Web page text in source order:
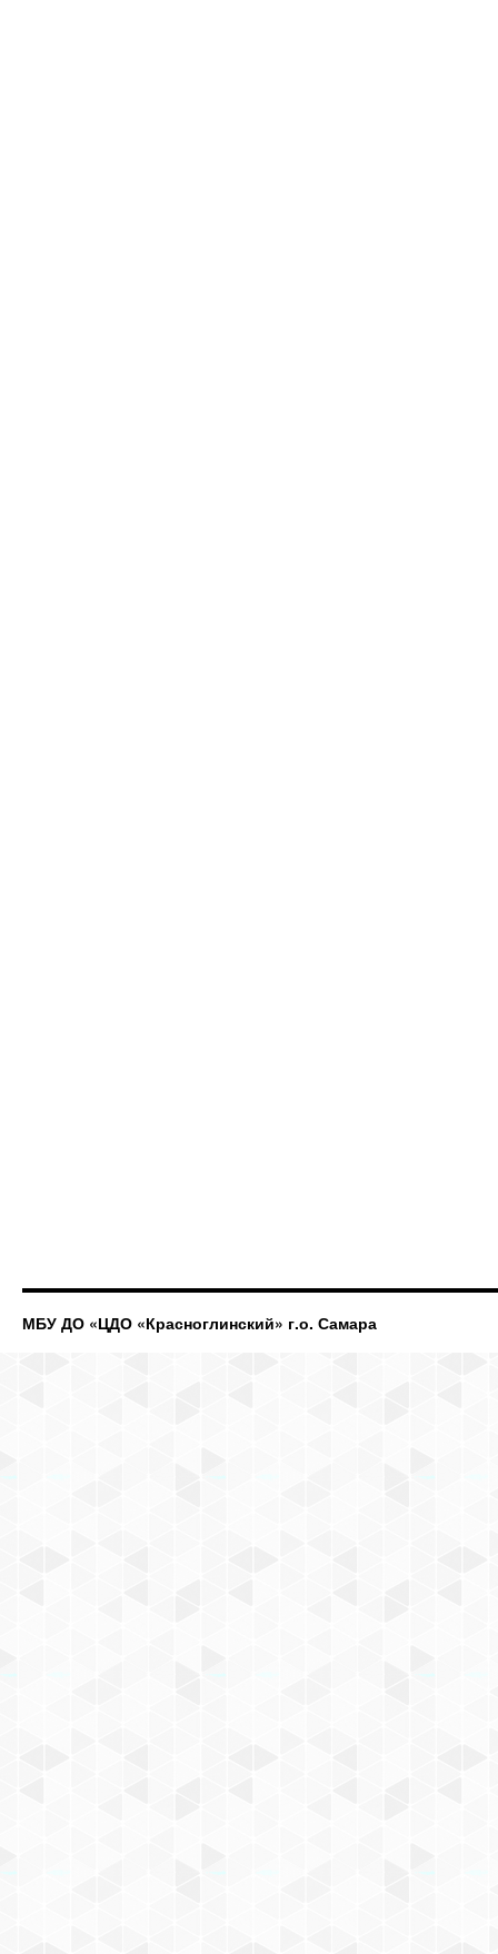
МБУ ДО «ЦДО «Красноглинский» г.о. Самара